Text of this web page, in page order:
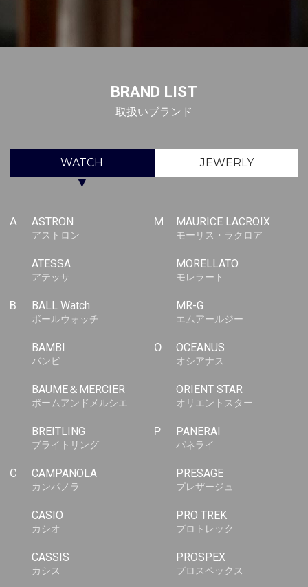
BRAND LIST
取扱いブランド
WATCH JEWERLY
▼
A ASTRON
アストロン
ATESSA
アテッサ
B BALL Watch
ボールウォッチ
BAMBI
バンビ
BAUME＆MERCIER
ボームアンドメルシエ
BREITLING
ブライトリング
C CAMPANOLA
カンパノラ
CASIO
カシオ
CASSIS
カシス
M MAURICE LACROIX
モーリス・ラクロア
MORELLATO
モレラート
MR-G
エムアールジー
O OCEANUS
オシアナス
ORIENT STAR
オリエントスター
P PANERAI
パネライ
PRESAGE
プレザージュ
PRO TREK
プロトレック
PROSPEX
プロスペックス